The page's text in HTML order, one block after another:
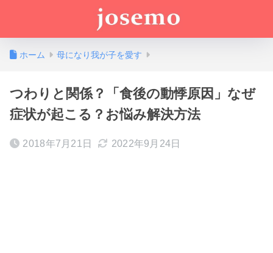
ホーム 母になり我が子を愛す
つわりと関係？「食後の動悸原因」なぜ
症状が起こる？お悩み解決方法
2018年7月21日 2022年9月24日